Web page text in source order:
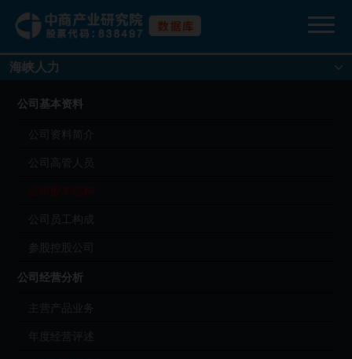
海峡人力
公司基本资料
公司资料简介
公司高管人员
公司股本结构
公司员工构成
参股控股公司
公司经营分析
主营产品业务
年度经营评述